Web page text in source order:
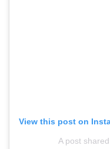
View this post on
A post